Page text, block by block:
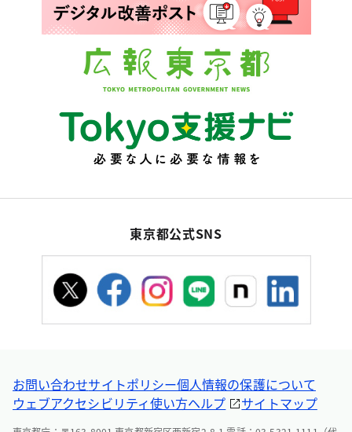
東京都公式SNS
お問い合わせサイトポリシー個人情報の保護について
ウェブアクセシビリティ使い方ヘルプ サイトマップ